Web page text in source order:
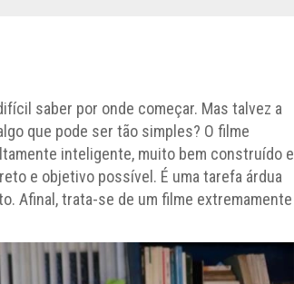
saber por onde começar. Mas talvez a
que pode ser tão simples? O filme
inteligente, muito bem construído e
e objetivo possível. É uma tarefa árdua
Afinal, trata-se de um filme extremamente